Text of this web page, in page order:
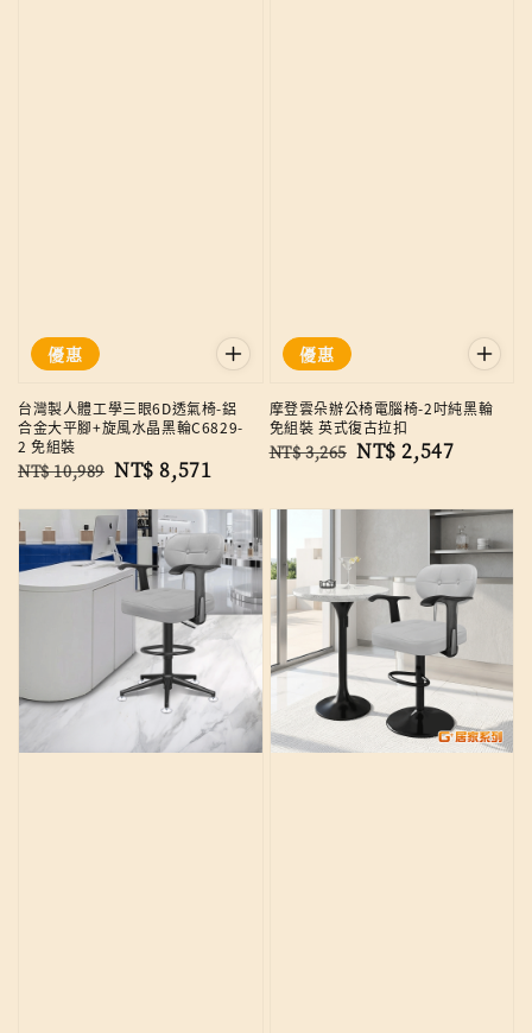
優惠
台灣製人體工學三眼6D透氣椅-鋁
合金大平腳+旋風水晶黑輪C6829-
2 免組裝
Regular
NT$ 10,989 Sale
NT$ 8,571
優惠
摩登雲朵辦公椅電腦椅-2吋純黑輪
免組裝 英式復古拉扣
Regular
NT$ 3,265 Sale
NT$ 2,547